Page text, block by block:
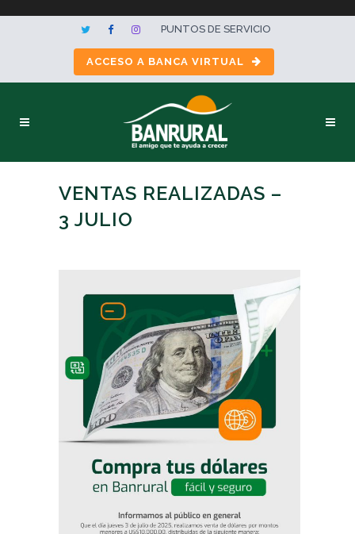
PUNTOS DE SERVICIO
ACCESO A BANCA VIRTUAL
VENTAS REALIZADAS –
3 JULIO